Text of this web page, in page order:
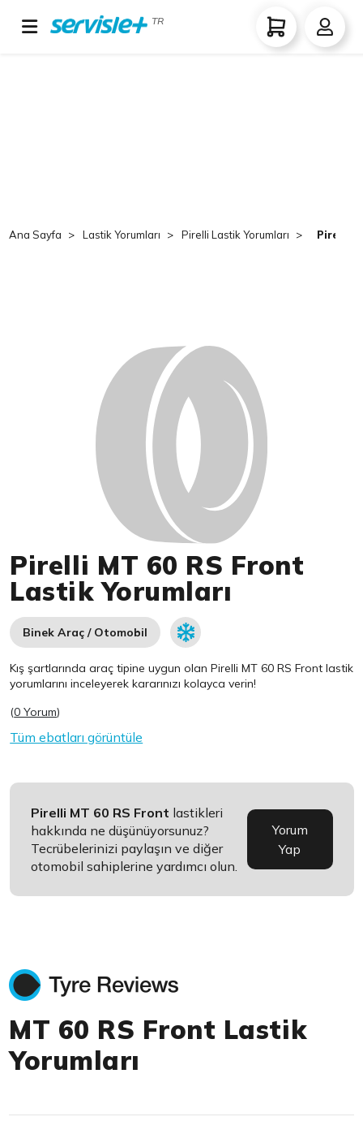
TR
Ana Sayfa Lastik Yorumları Pirelli Lastik Yorumları Pirelli
Pirelli MT 60 RS Front
Lastik Yorumları
Binek Araç / Otomobil
Kış şartlarında araç tipine uygun olanPirelli MT 60 RS Front lastik
yorumlarını inceleyerek kararınızı kolayca verin!
(0 Yorum)
Tüm ebatları görüntüle
Pirelli MT 60 RS Front lastikleri
hakkında ne düşünüyorsunuz?
Tecrübelerinizi paylaşın ve diğer
otomobil sahiplerine yardımcı olun.
Yorum
Yap
MT 60 RS Front Lastik
Yorumları